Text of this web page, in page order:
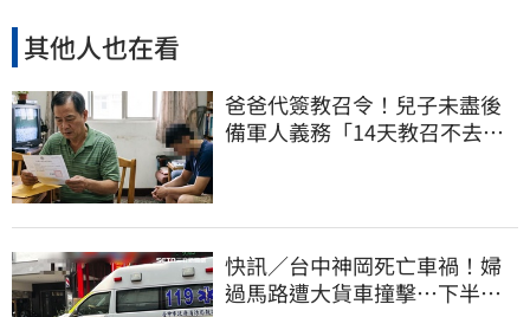
其他人也在看
爸爸代簽教召令！兒子未盡後
備軍人義務「14天教召不去」
快訊／台中神岡死亡車禍！婦
過馬路遭大貨車撞擊…下半身